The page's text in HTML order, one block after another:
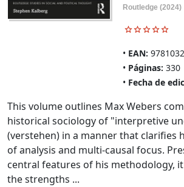
Routledge (2024)
EAN:
Páginas: 330
Fecha de
This volume outlines Max Webers
historical sociology of "interpretive
(verstehen) in a manner that clarifies
of analysis and multi-causal focus.
central features of his methodology,
the strengths ...